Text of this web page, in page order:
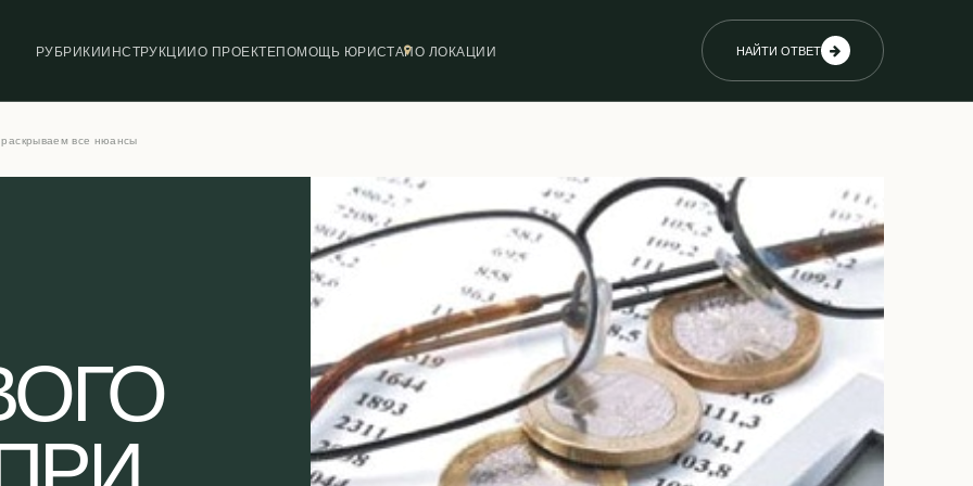
РУБРИКИИНСТРУКЦИИО ПРОЕКТЕПОМОЩЬ ЮРИСТАПО ЛОКАЦИИ НАЙТИ ОТВЕТ
раскрываем все нюансы